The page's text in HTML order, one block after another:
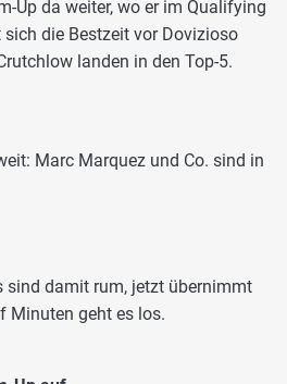
Up da weiter, wo er im Qualifying
die Bestzeit vor Dovizioso
landen in den Top-5.
Marc Marquez und Co. sind in
sind damit rum, jetzt übernimmt
Minuten geht es los.